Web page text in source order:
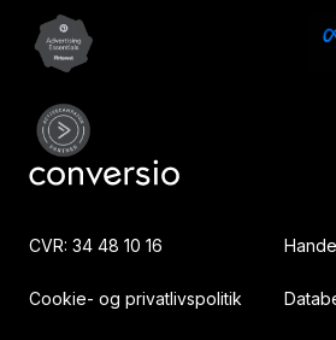
CVR: 34 48 10 16
Cookie- og privatlivspolitik